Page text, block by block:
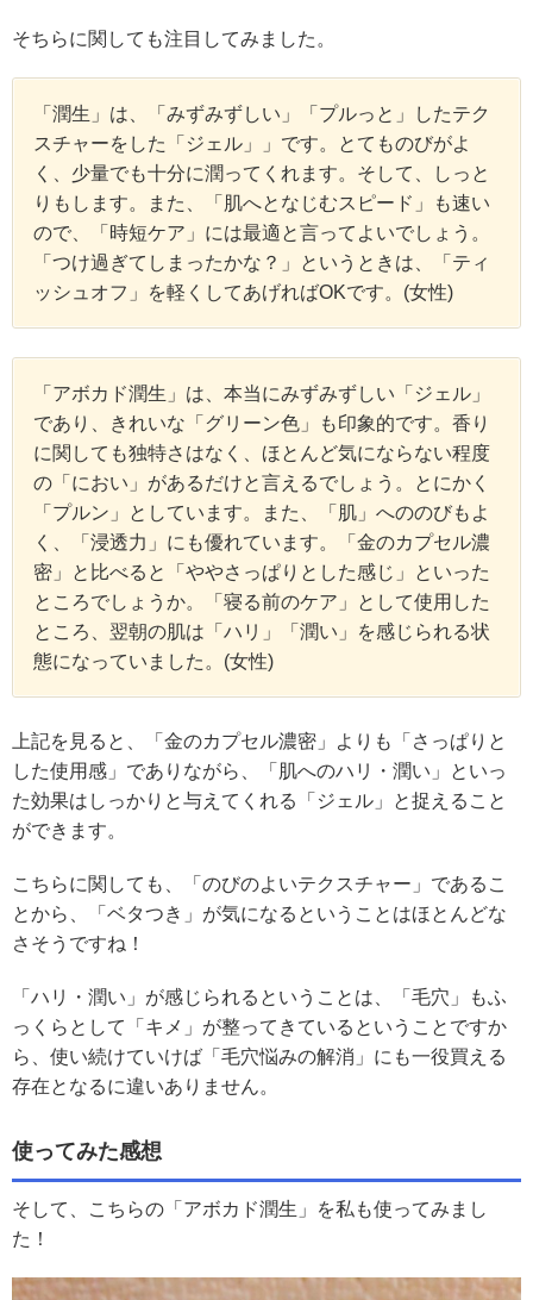
そちらに関しても注目してみました。
「潤生」は、「みずみずしい」「プルっと」したテク
スチャーをした「ジェル」」です。とてものびがよ
く、少量でも十分に潤ってくれます。そして、しっと
りもします。また、「肌へとなじむスピード」も速い
ので、「時短ケア」には最適と言ってよいでしょう。
「つけ過ぎてしまったかな？」というときは、「ティ
ッシュオフ」を軽くしてあげればOKです。(女性)
「アボカド潤生」は、本当にみずみずしい「ジェル」
であり、きれいな「グリーン色」も印象的です。香り
に関しても独特さはなく、ほとんど気にならない程度
の「におい」があるだけと言えるでしょう。とにかく
「プルン」としています。また、「肌」へののびもよ
く、「浸透力」にも優れています。「金のカプセル濃
密」と比べると「ややさっぱりとした感じ」といった
ところでしょうか。「寝る前のケア」として使用した
ところ、翌朝の肌は「ハリ」「潤い」を感じられる状
態になっていました。(女性)
上記を見ると、「金のカプセル濃密」よりも「さっぱりと
した使用感」でありながら、「肌へのハリ・潤い」といっ
た効果はしっかりと与えてくれる「ジェル」と捉えること
ができます。
こちらに関しても、「のびのよいテクスチャー」であるこ
とから、「ベタつき」が気になるということはほとんどな
さそうですね！
「ハリ・潤い」が感じられるということは、「毛穴」もふ
っくらとして「キメ」が整ってきているということですか
ら、使い続けていけば「毛穴悩みの解消」にも一役買える
存在となるに違いありません。
使ってみた感想
そして、こちらの「アボカド潤生」を私も使ってみまし
た！